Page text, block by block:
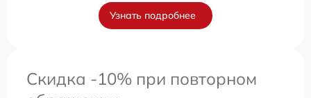
Узнать подробнее
Скидка -10% при повторном